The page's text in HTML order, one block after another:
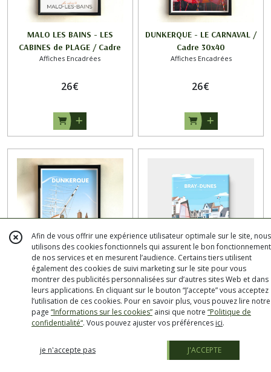
MALO LES BAINS - LES
CABINES de PLAGE / Cadre
30x40
Affiches Encadrées
26€
DUNKERQUE - LE CARNAVAL /
Cadre 30x40
Affiches Encadrées
26€
DUNKERQUE - LE PORT / Cadre
30x40
Affiches Encadrées
26€
Magnet BRAY DUNES
Magnets
4€50
Afin de vous offrir une expérience utilisateur optimale sur le site, nous
utilisons des cookies fonctionnels qui assurent le bon fonctionnement
de nos services et en mesurent l’audience. Certains tiers utilisent
également des cookies de suivi marketing sur le site pour vous
montrer des publicités personnalisées sur d’autres sites Web et dans
leurs applications. En cliquant sur le bouton “J’accepte” vous acceptez
l’utilisation de ces cookies. Pour en savoir plus, vous pouvez lire notre
page “Informations sur les cookies” ainsi que notre “Politique de
confidentialité“. Vous pouvez ajuster vos préférences ici.
je n'accepte pas J'ACCEPTE